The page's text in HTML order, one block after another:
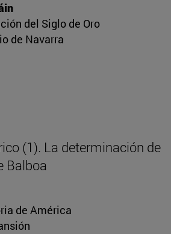
del Siglo de Oro
de Navarra
(1). La determinación de
Balboa
de América